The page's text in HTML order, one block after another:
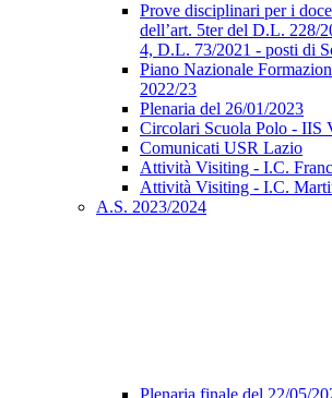
Prove disciplinari per i
dell’art. 5ter del D.L. 228/
4, D.L. 73/2021 - posti di
Piano Nazionale
2022/23
Plenaria del 26/01/2023
Circolari Scuola Polo - IIS
Comunicati USR Lazio
Attività Visiting - I.C.
Attività Visiting - I.C.
A.S. 2023/2024